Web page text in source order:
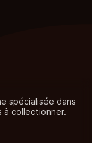
spécialisée dans
collectionner.